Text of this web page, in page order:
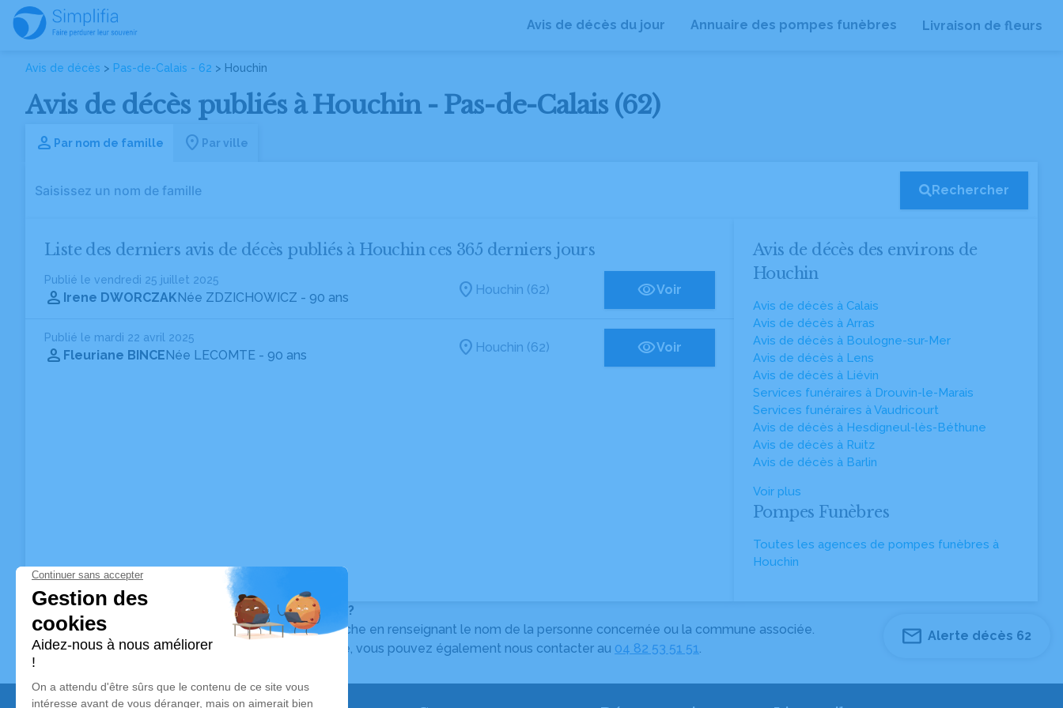
Avis de décès du jour Annuaire des pompes funèbres Livraison de fleurs
Avis de décès > Pas-de-Calais - 62 > Houchin
Avis de décès publiés à Houchin - Pas-de-Calais (62)
Par nom de famille Par ville
Rechercher
Liste des derniers avis de décès publiés à Houchin ces 365 derniers jours
Publié le vendredi 25 juillet 2025
Irene DWORCZAKNée ZDZICHOWICZ - 90 ans
Houchin (62) Voir
Publié le mardi 22 avril 2025
Fleuriane BINCENée LECOMTE - 90 ans
Houchin (62) Voir
Avis de décès des environs de
Houchin
Avis de décès à Calais
Avis de décès à Arras
Avis de décès à Boulogne-sur-Mer
Avis de décès à Lens
Avis de décès à Liévin
Services funéraires à Drouvin-le-Marais
Services funéraires à Vaudricourt
Avis de décès à Hesdigneul-lès-Béthune
Avis de décès à Ruitz
Avis de décès à Barlin
Voir plus
Pompes Funèbres
Toutes les agences de pompes funèbres à
Houchin
Vous ne trouvez pas l’avis de décès recherché ?
Pour affiner votre recherche, utilisez la barre de recherche en renseignant le nom de la personne concernée ou la commune associée.
Pour toute question relative au fonctionnement du site, vous pouvez également nous contacter au 04 82 53 51 51.
Alerte décès 62